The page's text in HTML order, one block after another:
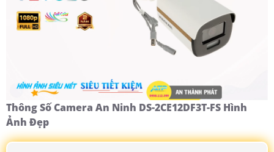
Thông Số Camera An Ninh DS-2CE12DF3T-FS Hình
Ảnh Đẹp